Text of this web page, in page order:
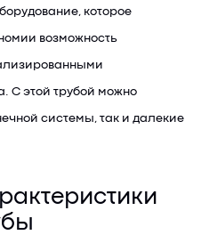
которое
возможность
С этой трубой можно
системы, так и далекие